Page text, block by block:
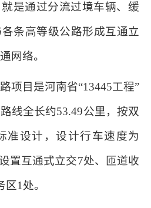
是通过分流过境车辆、缓
条高等级公路形成互通立
网络。
项目是河南省“13445工程”
线全长约53.49公里，按双
准设计，设计行车速度为
置互通式立交7处、匝道收
1处。